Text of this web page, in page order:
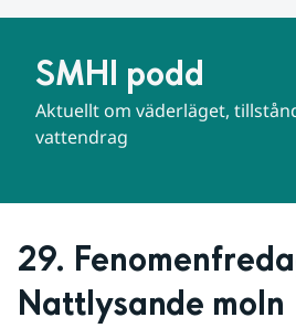
SMHI podd
Aktuellt om väderläget,
vattendrag
29.
Nattlysande moln